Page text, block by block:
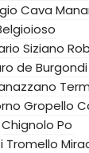
Cava
Siziano
de Burgondi
Gropello
Chignolo Po
Tromello